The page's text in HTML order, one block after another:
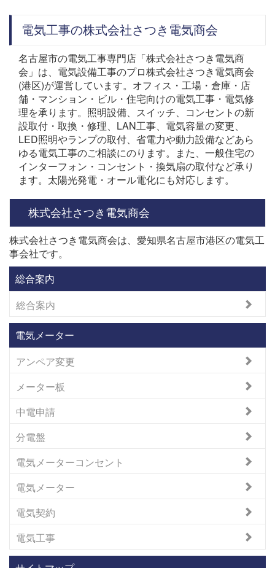
電気工事の株式会社さつき電気商会
名古屋市の電気工事専門店「株式会社さつき電気商
会」は、電気設備工事のプロ株式会社さつき電気商会
(港区)が運営しています。オフィス・工場・倉庫・店
舗・マンション・ビル・住宅向けの電気工事・電気修
理を承ります。照明設備、スイッチ、コンセントの新
設取付・取換・修理、LAN工事、電気容量の変更、
LED照明やランプの取付、省電力や動力設備などあら
ゆる電気工事のご相談にのります。また、一般住宅の
インターフォン・コンセント・換気扇の取付など承り
ます。太陽光発電・オール電化にも対応します。
株式会社さつき電気商会
株式会社さつき電気商会は、愛知県名古屋市港区の電気工
事会社です。
総合案内
総合案内
電気メーター
アンペア変更
メーター板
中電申請
分電盤
電気メーターコンセント
電気メーター
電気契約
電気工事